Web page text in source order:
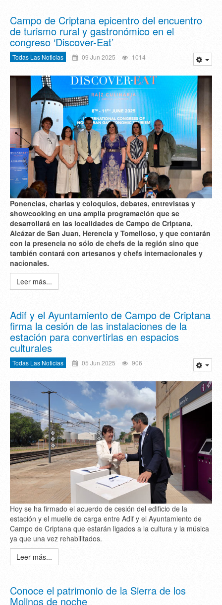
Campo de Criptana epicentro del encuentro
de turismo rural y gastronómico en el
congreso ‘Discover-Eat’
Todas Las Noticias 09 Jun 2025 1014
Ponencias, charlas y coloquios, debates, entrevistas y
showcooking en una amplia programación que se
desarrollará en las localidades de Campo de Criptana,
Alcázar de San Juan, Herencia y Tomelloso, y que contarán
con la presencia no sólo de chefs de la región sino que
también contará con artesanos y chefs internacionales y
nacionales.
Leer más...
Adif y el Ayuntamiento de Campo de Criptana
firma la cesión de las instalaciones de la
estación para convertirlas en espacios
culturales
Todas Las Noticias 05 Jun 2025 906
Hoy se ha firmado el acuerdo de cesión del edificio de la
estación y el muelle de carga entre Adif y el Ayuntamiento de
Campo de Criptana que estarán ligados a la cultura y la música
ya que una vez rehabilitados.
Leer más...
Conoce el patrimonio de la Sierra de los
Molinos de noche